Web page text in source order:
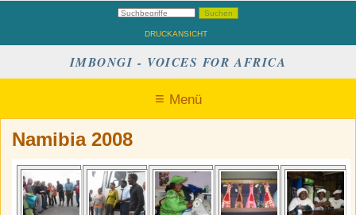
DRUCKANSICHT
IMBONGI - VOICES FOR AFRICA
Menü
Namibia 2008